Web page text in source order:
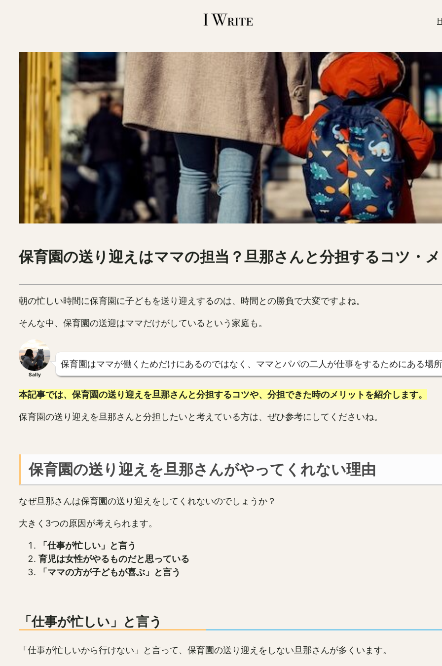
保育園の送り迎えはママの担当？旦那さんと分担するコツ・
朝の忙しい時間に保育園に子どもを送り迎えするのは、時間との勝負で大変ですよね。
そんな中、保育園の送迎はママだけがしているという家庭も。
Sally
保育園はママが働くためだけにあるのではなく、ママとパパの二人が仕事をするためにある場
本記事では、保育園の送り迎えを旦那さんと分担するコツや、分担できた時のメリットを紹介します。
保育園の送り迎えを旦那さんと分担したいと考えている方は、ぜひ参考にしてくださいね。
保育園の送り迎えを旦那さんがやってくれない理由
なぜ旦那さんは保育園の送り迎えをしてくれないのでしょうか？
大きく3つの原因が考えられます。
「仕事が忙しい」と言う
育児は女性がやるものだと思っている
「ママの方が子どもが喜ぶ」と言う
「仕事が忙しい」と言う
「仕事が忙しいから行けない」と言って、保育園の送り迎えをしない旦那さんが多くいます。